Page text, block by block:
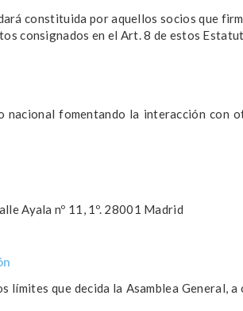
constituida por aquellos socios que
consignados en el Art. 8 de estos
nacional fomentando la interacción con
Ayala nº 11, 1º. 28001 Madrid
que decida la Asamblea General,